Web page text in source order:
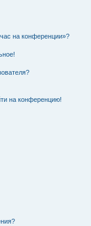
на конференции»?
на конференцию!